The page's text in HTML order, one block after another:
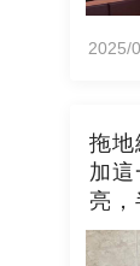
2025/
拖地
加
亮